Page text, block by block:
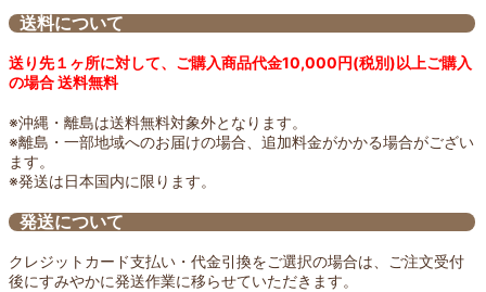
送料について
送り先１ヶ所に対して、ご購入商品代金10,000円(税別)以上ご購入
の場合 送料無料
※沖縄・離島は送料無料対象外となります。
※離島・一部地域へのお届けの場合、追加料金がかかる場合がござい
ます。
※発送は日本国内に限ります。
発送について
クレジットカード支払い・代金引換をご選択の場合は、ご注文受付
後にすみやかに発送作業に移らせていただきます。